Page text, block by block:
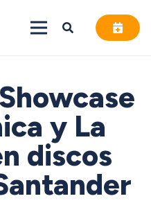
y La
discos